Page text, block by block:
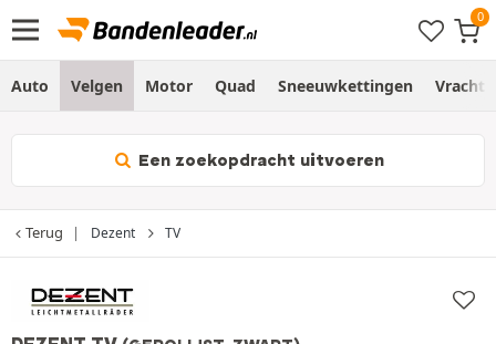
Auto Velgen Motor Quad Sneeuwkettingen
Een zoekopdracht uitvoeren
Terug Dezent TV